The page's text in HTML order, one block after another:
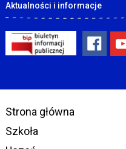
Aktualności i informacje
Strona główna
Szkoła